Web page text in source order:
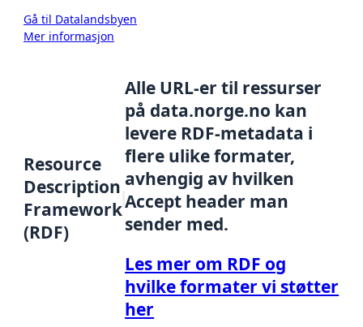
Gå til Datalandsbyen
Mer informasjon
Resource
Description
Framework
(RDF)
Alle URL-er til ressurser
på data.norge.no kan
levere RDF-metadata i
flere ulike formater,
avhengig av hvilken
Accept header man
sender med.
Les mer om RDF og
hvilke formater vi støtter
her